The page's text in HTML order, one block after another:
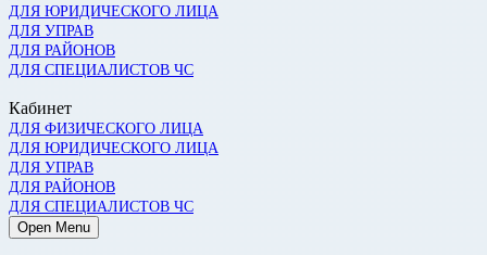
ДЛЯ ЮРИДИЧЕСКОГО ЛИЦА
ДЛЯ УПРАВ
ДЛЯ РАЙОНОВ
ДЛЯ СПЕЦИАЛИСТОВ ЧС
Кабинет
ДЛЯ ФИЗИЧЕСКОГО ЛИЦА
ДЛЯ ЮРИДИЧЕСКОГО ЛИЦА
ДЛЯ УПРАВ
ДЛЯ РАЙОНОВ
ДЛЯ СПЕЦИАЛИСТОВ ЧС
Open Menu